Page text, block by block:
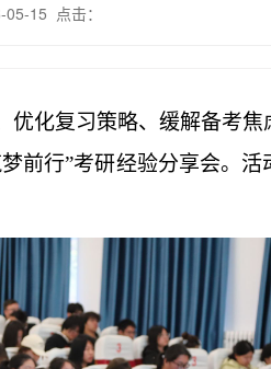
05-15 点击：
化复习策略、缓解备考
前行”考研经验分享会。